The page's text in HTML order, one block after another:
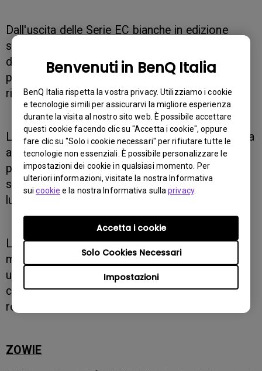
Benvenuti in BenQ Italia
BenQ Italia rispetta la vostra privacy. Utilizziamo i cookie
e tecnologie simili per assicurarvi la migliore esperienza
durante la visita al nostro sito web. È possibile accettare
questi cookie facendo clic su "Accetta i cookie", oppure
fare clic su "Solo i cookie necessari" per rifiutare tutte le
tecnologie non essenziali. È possibile personalizzare le
impostazioni dei cookie in qualsiasi momento. Per
ulteriori informazioni, visitate la nostra Informativa
suicookie e la nostra Informativa sullaprivacy.
Impostazioni
Solo Cookies Necessari
Accetta i cookie
Dall'uscita delle Serie EC bianche in edizione
speciale, abbiamo ricevuto moltissime richieste
da parte degli utenti delle Serie FK e ZA di
produrre il loro mouse preferito con un
rivestimento lucido.
Le Serie FK e ZA bianche sono la nostra risposta
a tali richieste, e sono state appositamente
pensate per i giocatori che amano quella
sensazione di aderenza che solo una superficie
lucida sa dare.
Le Serie FK e ZA bianche saranno disponibili nei
migliori negozi di tutto il mondo. Non perdetevi
ulteriori aggiornamenti sui nostri social media,
che avviseranno della disponibilità in ogni
regione.
ZOWIE